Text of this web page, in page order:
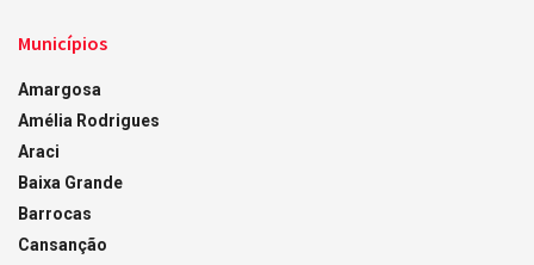
Municípios
Amargosa
Amélia Rodrigues
Araci
Baixa Grande
Barrocas
Cansanção